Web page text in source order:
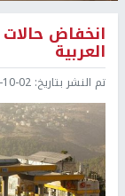
انخفاض
العربية
تم النشر بتاريخ: 09:36